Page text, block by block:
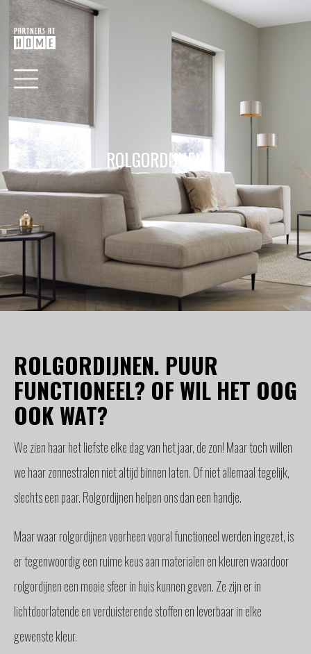
HOME
COLLECTIE
VERF
RAAMDECORATIE
VLOEREN
MEUBELS
& ACCESSOIRES
BUITENLEVEN
BENODIGDHEDEN
INTERIEURADVIES
INTERNATIONAAL
BINNENKIJKERS
NIEUWS
STEL
EEN
VRAAG
CONTACT
ROLGORDIJNEN
ROLGORDIJNEN. PUUR
FUNCTIONEEL? OF WIL HET OOG
OOK WAT?
We zien haar het liefste elke dag van het jaar, de zon! Maar toch willen
we haar zonnestralen niet altijd binnen laten. Of niet allemaal tegelijk,
slechts een paar. Rolgordijnen helpen ons dan een handje.
Maar waar rolgordijnen voorheen vooral functioneel werden ingezet, is
er tegenwoordig een ruime keus aan materialen en kleuren waardoor
rolgordijnen een mooie sfeer in huis kunnen geven. Ze zijn er in
lichtdoorlatende en verduisterende stoffen en leverbaar in elke
gewenste kleur.